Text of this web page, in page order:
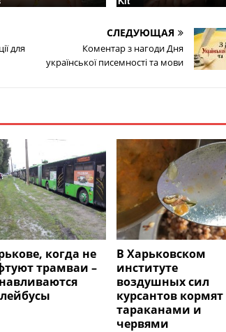
для
СЛЕДУЮЩАЯ
Коментар з нагоди Дня
української писемності та мови
когда не
трамваи –
В Харьковском
институте
воздушных сил
курсантов кормят
тараканами и
червями